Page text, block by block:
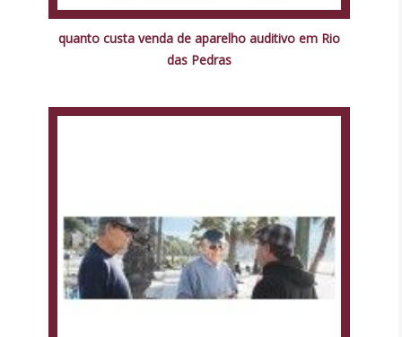
quanto custa venda de aparelho auditivo em Rio
das Pedras